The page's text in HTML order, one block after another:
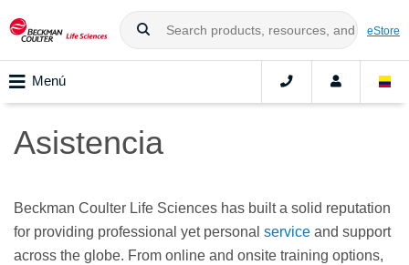
eStore
Menú
Asistencia
Beckman Coulter Life Sciences has built a solid reputation
for providing professional yet personal service and support
across the globe. From online and onsite training options,